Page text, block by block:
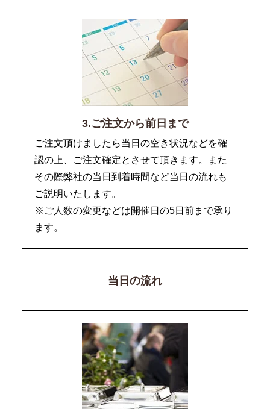
3.ご注文から前日まで
ご注文頂けましたら当日の空き状況などを確
認の上、ご注文確定とさせて頂きます。また
その際弊社の当日到着時間など当日の流れも
ご説明いたします。
※ご人数の変更などは開催日の5日前まで承り
ます。
当日の流れ